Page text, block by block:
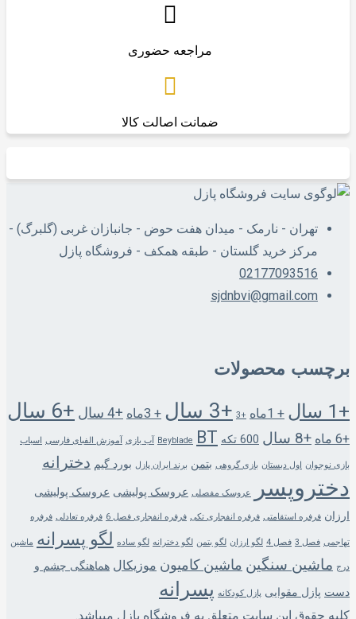
مراجعه حضوری
ضمانت اصالت کالا
تهران - نارمک - میدان هفت حوض - جانبازان غربی (گلبرگ) -
مرکز خرید گلستان - طبقه همکف - فروشگاه پازل
02177093516
sjdnbvi@gmail.com
برچسب محصولات
+1 سال + 1ماه +3 +3 سال + 3ماه +4 سال +6 سال
+6 ماه +8 سال 600 تکه Beyblade BT آب بازی آموزش الفبای فارسی اسباب
بازی نوجوان اول دبستان بازی گروهی بتمن برند ایران پازل بورد گیم دخترانه
دختروپسر عروسک مفصلی عروسک پولیشی عروسک پولیشی
ارزان فرفره استقامتی فرفره انفجاری تکی فرفره انفجاری فصل 6 فرفره تعادلی فرفره
تهاجمی فصل 3 فصل 4 لگو ارزان لگو بتمن لگو دخترانه لگو ساده لگو پسرانه ماشین
درج ماشین سنگین ماشین کامیون موزیکال هماهنگی چشم و
دست پازل مقوایی پازل کودکانه پسرانه
کلیه حقوق این سایت متعلق به فروشگاه پازل میباشد.